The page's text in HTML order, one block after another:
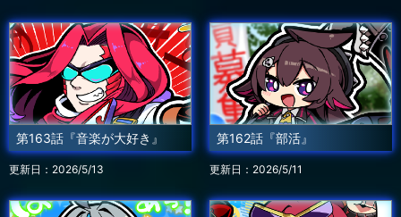
第163話『音楽が大好き』
更新日：2026/5/13
第162話『部活』
更新日：2026/5/11